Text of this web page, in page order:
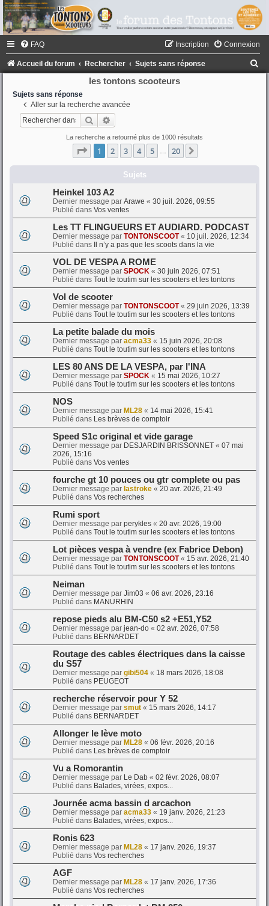
FAQ Connexion
Inscription
Accueil du forum Rechercher Sujets sans réponse
les tontons scooteurs
Sujets sans réponse
Aller sur la recherche avancée
Rechercher
La recherche a retourné plus de 1000 résultats
Page 1sur20
1 2 3 4 5 20
Sujets
Heinkel 103 A2
Dernier message par Arawe « 30 juil. 2026, 09:55
Publié dans Vos ventes
Les TT FLINGUEURS ET AUDIARD. PODCAST
Dernier message par TONTONSCOOT« 10 juil. 2026, 12:34
Publié dans Il n’y a pas que les scoots dans la vie
VOL DE VESPA A ROME
Dernier message par SPOCK « 30 juin 2026, 07:51
Publié dans Tout le toutim sur les scooters et les tontons
Vol de scooter
Dernier message par TONTONSCOOT« 29 juin 2026, 13:39
Publié dans Tout le toutim sur les scooters et les tontons
La petite balade du mois
Dernier message par acma33 « 15 juin 2026, 20:08
Publié dans Tout le toutim sur les scooters et les tontons
LES 80 ANS DE LA VESPA, par l'INA
Dernier message par SPOCK « 15 mai 2026, 10:27
Publié dans Tout le toutim sur les scooters et les tontons
NOS
Dernier message par ML28 « 14 mai 2026, 15:41
Publié dans Les brèves de comptoir
Speed S1c original et vide garage
Dernier message par DESJARDIN BRISSONNET « 07 mai
2026, 15:16
Publié dans Vos ventes
fourche gt 10 pouces ou gtr complete ou pas
Dernier message par lastroke « 20 avr. 2026, 21:49
Publié dans Vos recherches
Rumi sport
Dernier message par perykles « 20 avr. 2026, 19:00
Publié dans Tout le toutim sur les scooters et les tontons
Lot pièces vespa à vendre (ex Fabrice Debon)
Dernier message par TONTONSCOOT« 15 avr. 2026, 21:40
Publié dans Tout le toutim sur les scooters et les tontons
Neiman
Dernier message par Jim03 « 06 avr. 2026, 23:16
Publié dans MANURHIN
repose pieds alu BM-C50 s2 +E51,Y52
Dernier message par jean-do « 02 avr. 2026, 07:58
Publié dans BERNARDET
Routage des cables électriques dans la caisse
du S57
Dernier message par gibi504 « 18 mars 2026, 18:08
Publié dans PEUGEOT
recherche réservoir pour Y 52
Dernier message par smut « 15 mars 2026, 14:17
Publié dans BERNARDET
Allonger le lève moto
Dernier message par ML28 « 06 févr. 2026, 20:16
Publié dans Les brèves de comptoir
Vu a Romorantin
Dernier message par Le Dab « 02 févr. 2026, 08:07
Publié dans Balades, virées, expos...
Journée acma bassin d arcachon
Dernier message par acma33 « 19 janv. 2026, 21:23
Publié dans Balades, virées, expos...
Ronis 623
Dernier message par ML28 « 17 janv. 2026, 19:37
Publié dans Vos recherches
AGF
Dernier message par ML28 « 17 janv. 2026, 17:36
Publié dans Vos recherches